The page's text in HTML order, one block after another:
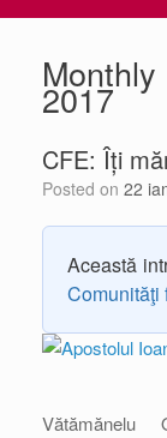
2017
CFE: Îți
Posted on 22
Această
Comunităţi
Vătămănelu